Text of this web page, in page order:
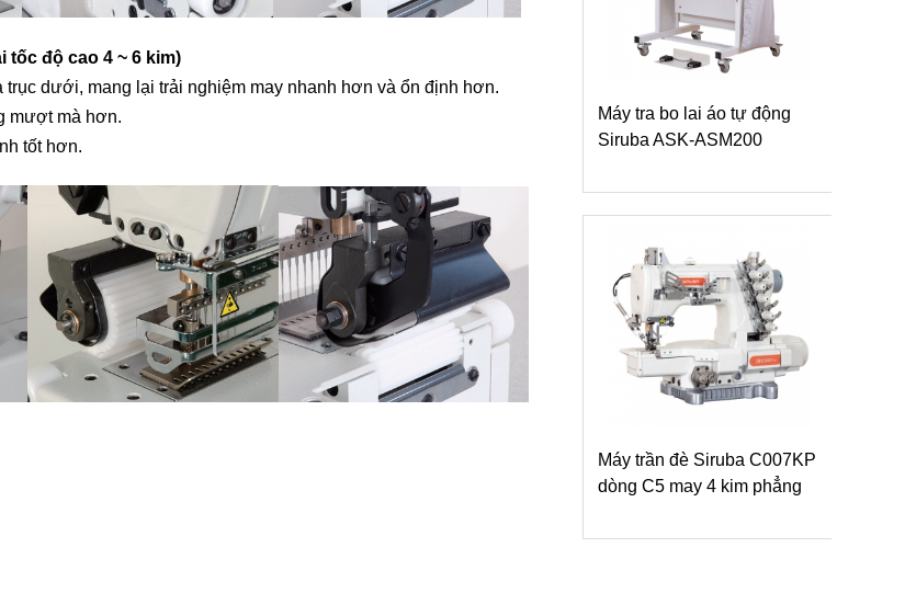
tốc độ cao 4 ~ 6 kim)
dưới, mang lại trải nghiệm may nhanh hơn và ổn định hơn.
mượt mà hơn.
tốt hơn.
Máy vắt sổ Siruba 700L
Máy trần đè Siruba S007K
may vạt áo/ vắt sổ bọc dạng